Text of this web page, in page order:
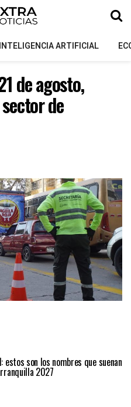
INTELIGENCIA ARTIFICIAL
de agosto,
de
estos son los nombres que suenan
2027